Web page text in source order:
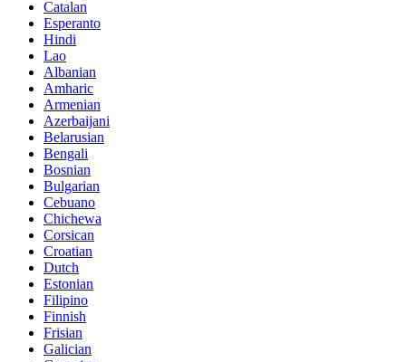
Catalan
Esperanto
Hindi
Lao
Albanian
Amharic
Armenian
Azerbaijani
Belarusian
Bengali
Bosnian
Bulgarian
Cebuano
Chichewa
Corsican
Croatian
Dutch
Estonian
Filipino
Finnish
Frisian
Galician